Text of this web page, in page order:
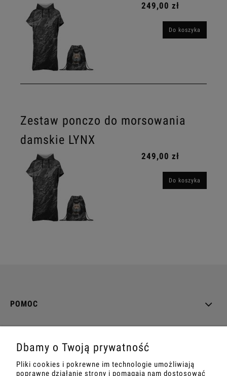
249,00 zł
Do koszyka
Zestaw ponczo do morsowania
damskie LYNX
249,00 zł
Do koszyka
POMOC
MOJE KONTO
PŁATNOŚCI I DOSTAWA
Dbamy o Twoją prywatność
Pliki cookies i pokrewne im technologie umożliwiają
poprawne działanie strony i pomagają nam dostosować